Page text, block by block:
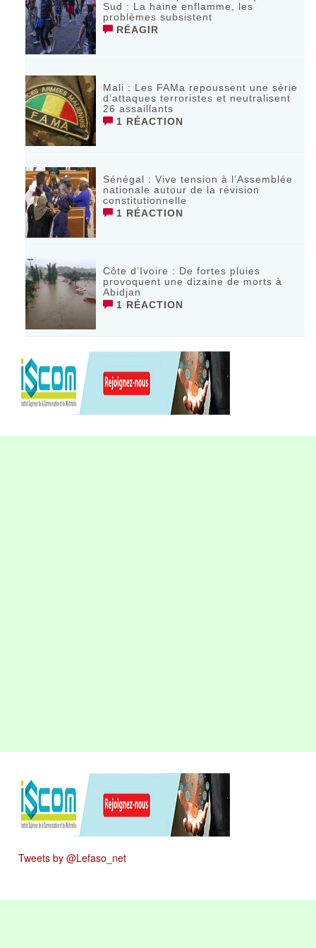
Sud : La haine enflamme, les
problèmes subsistent
RÉAGIR
Mali : Les FAMa repoussent une série
d’attaques terroristes et neutralisent
26 assaillants
1 RÉACTION
Sénégal : Vive tension à l’Assemblée
nationale autour de la révision
constitutionnelle
1 RÉACTION
Côte d’Ivoire : De fortes pluies
provoquent une dizaine de morts à
Abidjan
1 RÉACTION
Tweets by @Lefaso_net